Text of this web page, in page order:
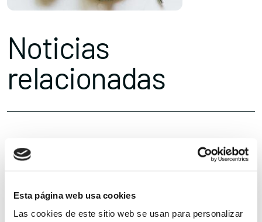
Esta página web usa cookies
Las cookies de este sitio web se usan para personalizar
Noticias
relacionadas